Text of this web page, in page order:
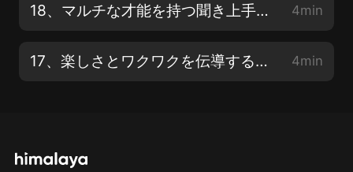
18、マルチな才能を持つ聞き上手な表現者 ライフシフトモデル5 4min
17、楽しさとワクワクを伝導する探検者 ライフシフトモデル4 4min